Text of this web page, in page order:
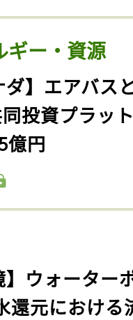
ギー・資源
ダ】エアバス
投資プラッ
億円
】ウォーター
還元における